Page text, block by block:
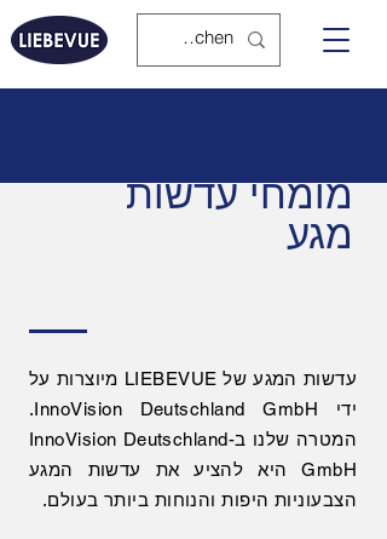
מומחי עדשות
מגע
עדשות המגע של LIEBEVUE מיוצרות על
ידי InnoVision Deutschland GmbH.
המטרה שלנו ב-InnoVision Deutschland
GmbH היא להציע את עדשות המגע
הצבעוניות היפות והנוחות ביותר בעולם.